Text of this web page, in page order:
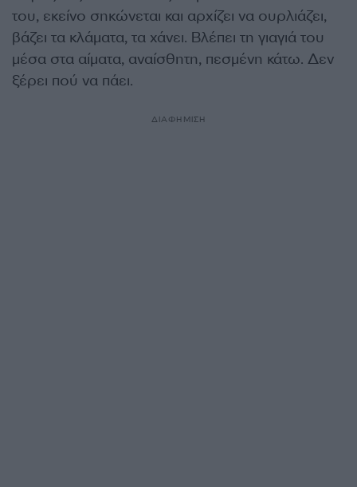
του, εκείνο σηκώνεται και αρχίζει να ουρλιάζει,
βάζει τα κλάματα, τα χάνει. Βλέπει τη γιαγιά του
μέσα στα αίματα, αναίσθητη, πεσμένη κάτω. Δεν
ξέρει πού να πάει.
ΔΙΑΦΗΜΙΣΗ